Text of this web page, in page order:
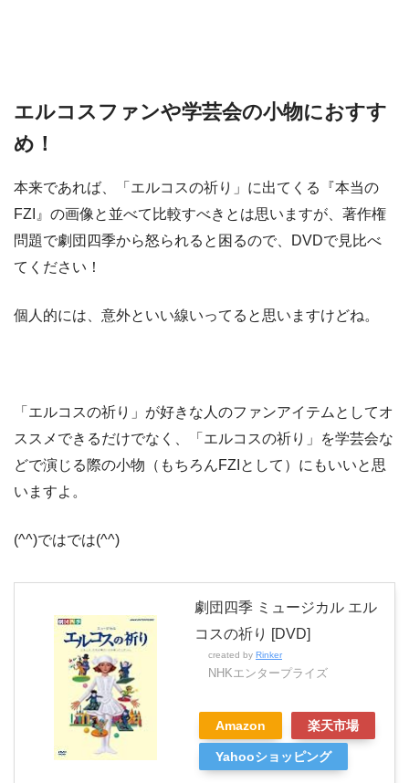
エルコスファンや学芸会の小物におすす
め！
本来であれば、「エルコスの祈り」に出てくる『本当の
FZI』の画像と並べて比較すべきとは思いますが、著作権
問題で劇団四季から怒られると困るので、DVDで見比べ
てください！
個人的には、意外といい線いってると思いますけどね。
「エルコスの祈り」が好きな人のファンアイテムとしてオ
ススメできるだけでなく、「エルコスの祈り」を学芸会な
どで演じる際の小物（もちろんFZIとして）にもいいと思
いますよ。
(^^)ではでは(^^)
劇団四季 ミュージカル エル
コスの祈り [DVD]
created by Rinker
NHKエンタープライズ
Amazon 楽天市場
Yahooショッピング